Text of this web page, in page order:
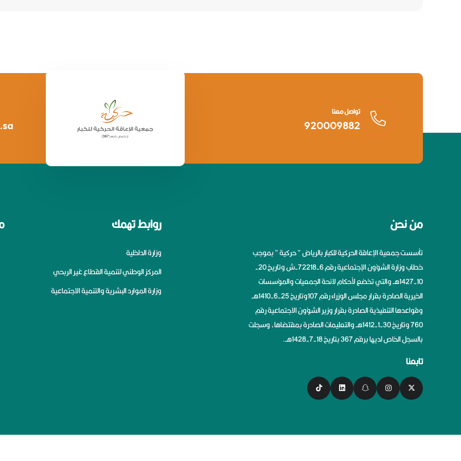
تواصل معنا
920009882
من نحن
تأسست جمعية الإعاقة الحركية للكبار بالرياض ” حركية ” بموجب
خطاب وزارة الشؤون الإجتماعية رقم 6-72218-ش وتاريخ 20-
10-1427هــ والتي تخضع لأحكام لائحة الجمعيات والمؤسسات
الخيرية الصادرة بقرار مجلس الوزراء رقم 107وتاريخ 25-6-1410هــ
وقواعدها التنفيذية الصادرة بقرار وزير الشؤون الاجتماعية رقم
760 وتاريخ 30-1-1412هــ والتعليمات الصادرة بمقتضاها، وسجلت
بالسجل الخاص لديها برقم 367 بتاريخ 18-7-1428هــ.
تابعنا
روابط تهمك
وزارة الداخلية
المركز الوطني لتنمية القطاع غير الربحي
وزارة الموارد البشرية والتنمية الاجتماعية